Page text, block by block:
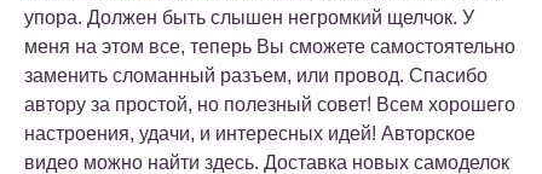
упора. Должен быть слышен негромкий щелчок. У
меня на этом все, теперь Вы сможете самостоятельно
заменить сломанный разъем, или провод. Спасибо
автору за простой, но полезный совет! Всем хорошего
настроения, удачи, и интересных идей! Авторское
видео можно найти здесь. Доставка новых самоделок